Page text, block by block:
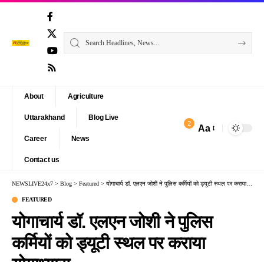
About Agriculture
Uttarakhand Blog Live
Career News
Contact us
2 Aa
NEWSLIVE24x7 > Blog > Featured > योगाचार्य डॉ. एलएन जोशी ने पुलिस कर्मियों को ड्यूटी स्थल पर कराया योगाभ्यास
FEATURED
योगाचार्य डॉ. एलएन जोशी ने पुलिस
कर्मियों को ड्यूटी स्थल पर कराया